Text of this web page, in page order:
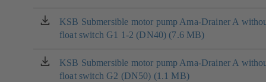
v
nové
záložce)
KSB Submersible motor pump Ama-Drainer A
float switch G1 1-2 (DN40) (7.6 MB)
(otevírá
se
v
nové
záložce)
KSB Submersible motor pump Ama-Drainer A
float switch G2 (DN50) (1.1 MB)
(otevírá
se